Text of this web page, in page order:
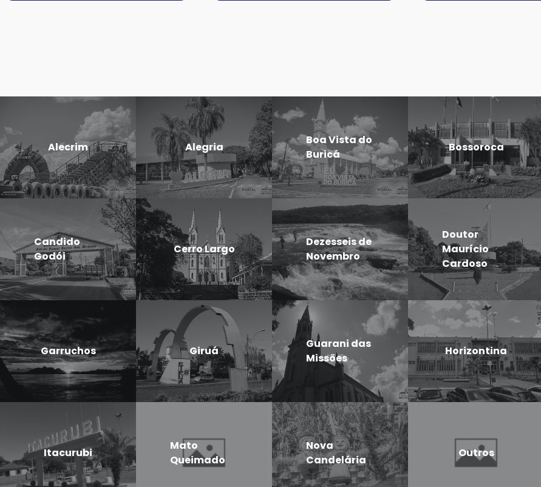
Alecrim Alegria
Boa Vista do
Buricá
Bossoroca
Candido
Godói
Cerro Largo
Dezesseis de
Novembro
Doutor
Maurício
Cardoso
Garruchos Giruá
Guarani das
Missões
Horizontina
Itacurubi
Mato
Queimado
Nova
Candelária
Outros